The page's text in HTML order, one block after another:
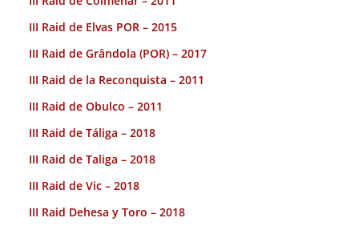
III Raid de Elvas POR – 2015
III Raid de Grândola (POR) – 2017
III Raid de la Reconquista – 2011
III Raid de Obulco – 2011
III Raid de Táliga – 2018
III Raid de Taliga – 2018
III Raid de Vic – 2018
III Raid Dehesa y Toro – 2018